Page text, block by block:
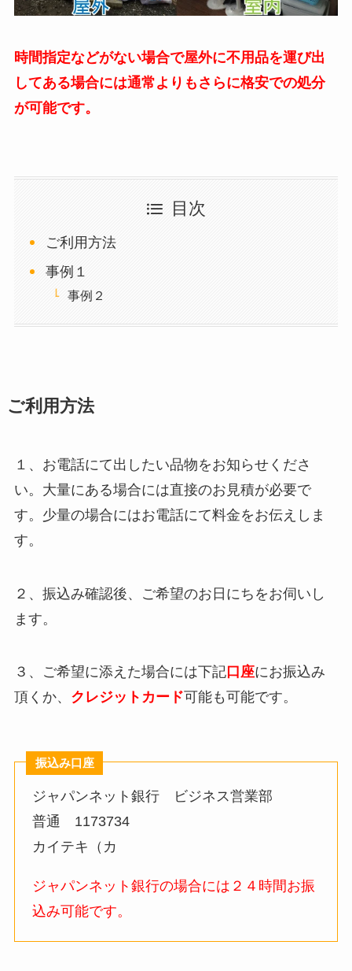
時間指定などがない場合で屋外に不用品を運び出
してある場合には通常よりもさらに格安での処分
が可能です。
目次
ご利用方法
事例１
事例２
ご利用方法
１、お電話にて出したい品物をお知らせくださ
い。大量にある場合には直接のお見積が必要で
す。少量の場合にはお電話にて料金をお伝えしま
す。
２、振込み確認後、ご希望のお日にちをお伺いし
ます。
３、ご希望に添えた場合には下記口座にお振込み
頂くか、 クレジットカード可能も可能です。
振込み口座
ジャパンネット銀行 ビジネス営業部
普通 1173734
カイテキ（カ
ジャパンネット銀行の場合には２４時間お振
込み可能です。